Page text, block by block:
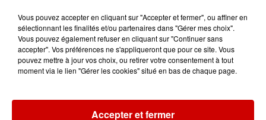
Destination Vacances : inscrivez-
vous !
Vous pouvez accepter en cliquant sur "Accepter et fermer", ou affiner en
sélectionnant les finalités et/ou partenaires dans "Gérer mes choix".
Vous pouvez également refuser en cliquant sur "Continuer sans
accepter". Vos préférences ne s'appliqueront que pour ce site. Vous
pouvez mettre à jour vos choix, ou retirer votre consentement à tout
moment via le lien "Gérer les cookies" situé en bas de chaque page.
Accepter et fermer